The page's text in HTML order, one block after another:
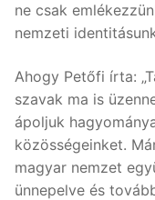
ne csak
nemzeti
Ahogy Petőfi írta:
szavak ma is
ápoljuk
közösségeinket.
magyar nemzet
ünnepelve és